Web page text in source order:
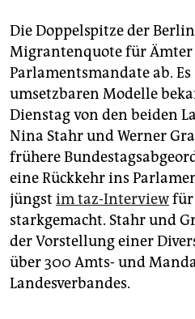
fragen & hilfe
unterstützen
abo
genossenschaft
epaper login
Die Doppelspitze der
Migrantenquote für
Parlamentsmandate ab.
umsetzbaren Modelle
Dienstag von den beiden
Nina Stahr und Werner
frühere
eine Rückkehr ins
jüngst im taz-Interviewfür
starkgemacht. Stahr und
der Vorstellung einer
über 300 Amts- und
Landesverbandes.